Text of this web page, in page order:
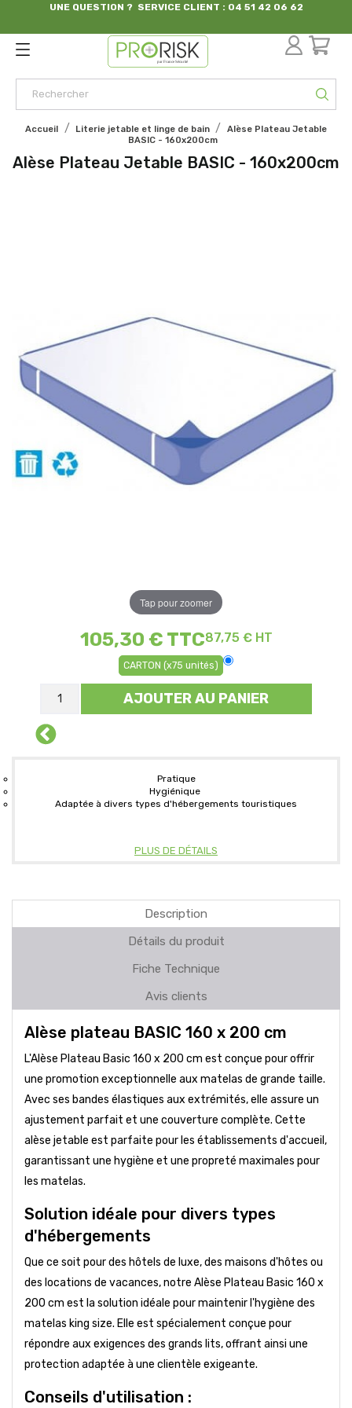
UNE QUESTION ? SERVICE CLIENT : 04 51 42 06 62
par France Sécurité
Accueil Literie jetable et linge de bain
Alèse Plateau Jetable
BASIC - 160x200cm
Alèse Plateau Jetable BASIC - 160x200cm
Tap pour zoomer
105,30 € TTC87,75 € HT
CARTON (x75 unités)
AJOUTER AU PANIER
Pratique
Hygiénique
Adaptée à divers types d'hébergements touristiques
PLUS DE DÉTAILS
Description
Détails du produit
Fiche Technique
Avis clients
Alèse plateau BASIC 160 x 200 cm
L'Alèse Plateau Basic 160 x 200 cm est conçue pour offrir
une promotion exceptionnelle aux matelas de grande taille.
Avec ses bandes élastiques aux extrémités, elle assure un
ajustement parfait et une couverture complète. Cette
alèse jetable est parfaite pour les établissements d'accueil,
garantissant une hygiène et une propreté maximales pour
les matelas.
Solution idéale pour divers types
d'hébergements
Que ce soit pour des hôtels de luxe, des maisons d'hôtes ou
des locations de vacances, notre Alèse Plateau Basic 160 x
200 cm est la solution idéale pour maintenir l'hygiène des
matelas king size. Elle est spécialement conçue pour
répondre aux exigences des grands lits, offrant ainsi une
protection adaptée à une clientèle exigeante.
Conseils d'utilisation :